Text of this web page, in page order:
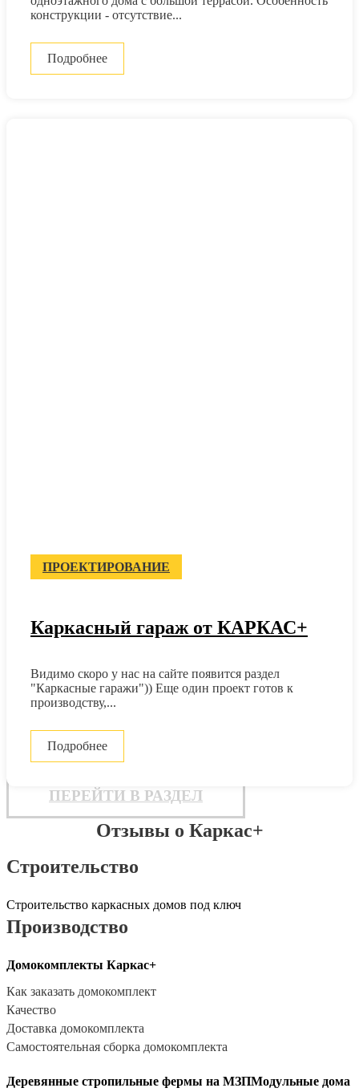
конструкции - отсутствие...
Подробнее
ПРОЕКТИРОВАНИЕ
Каркасный гараж от КАРКАС+
Видимо скоро у нас на сайте появится раздел
"Каркасные гаражи")) Еще один проект готов к
производству,...
Подробнее
ПЕРЕЙТИ В РАЗДЕЛ
Отзывы о Каркас+
Строительство
Строительство каркасных домов под ключ
Производство
Домокомплекты Каркас+
Как заказать домокомплект
Качество
Доставка домокомплекта
Самостоятельная сборка домокомплекта
Деревянные стропильные фермы на МЗПМодульные дома